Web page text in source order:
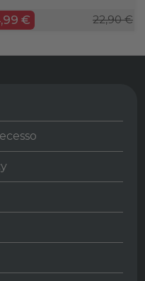
€ 22,90 €